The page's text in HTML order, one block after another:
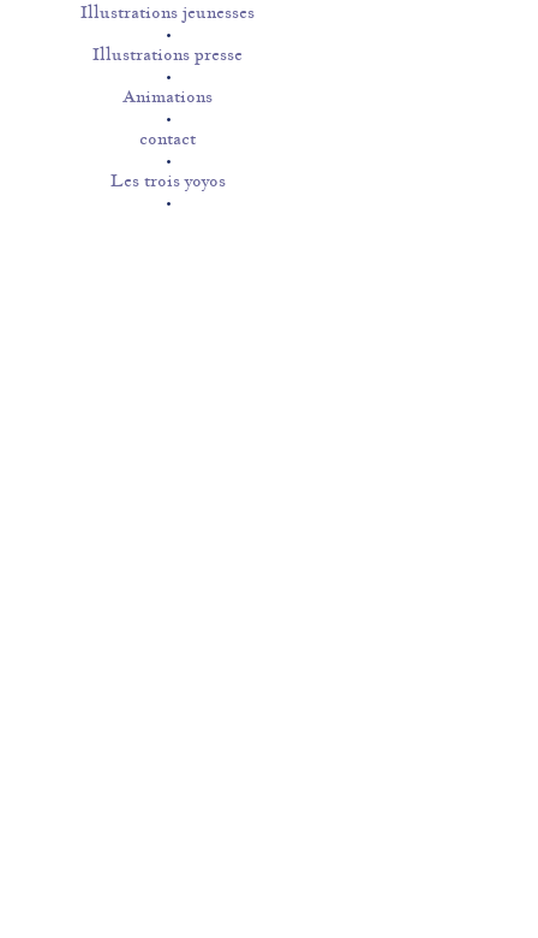
Illustrations jeunesses
Illustrations presse
Animations
contact
Les trois yoyos